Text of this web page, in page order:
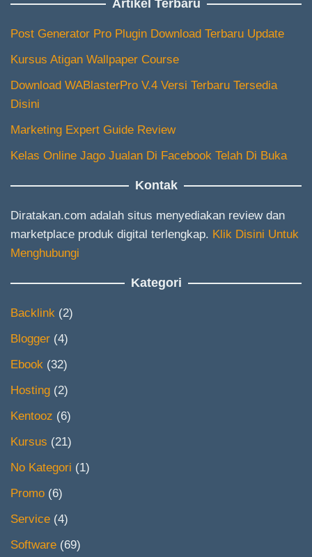
Artikel Terbaru
Post Generator Pro Plugin Download Terbaru Update
Kursus Atigan Wallpaper Course
Download WABlasterPro V.4 Versi Terbaru Tersedia
Disini
Marketing Expert Guide Review
Kelas Online Jago Jualan Di Facebook Telah Di Buka
Kontak
Diratakan.com adalah situs menyediakan review dan
marketplace produk digital terlengkap. Klik Disini Untuk
Menghubungi
Kategori
Backlink (2)
Blogger (4)
Ebook (32)
Hosting (2)
Kentooz (6)
Kursus (21)
No Kategori (1)
Promo (6)
Service (4)
Software (69)